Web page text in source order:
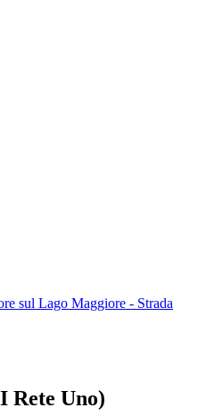
sul Lago Maggiore - Strada
Rete Uno)